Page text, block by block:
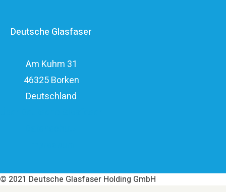
elf Milliarden Euro.
Deutsche Glasfaser
Am Kuhm 31
46325 Borken
Deutschland